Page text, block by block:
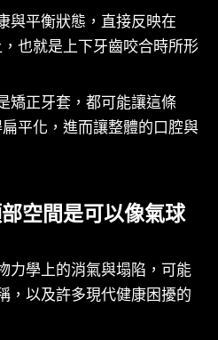
與平衡狀態，直接反映在
也就是上下牙齒咬合時所形
矯正牙套，都可能讓這條
平化，進而讓整體的口腔與
空間是可以像氣球
力學上的消氣與塌陷，可能
，以及許多現代健康困擾的